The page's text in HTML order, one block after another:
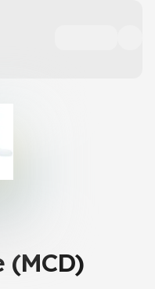
(MCD)